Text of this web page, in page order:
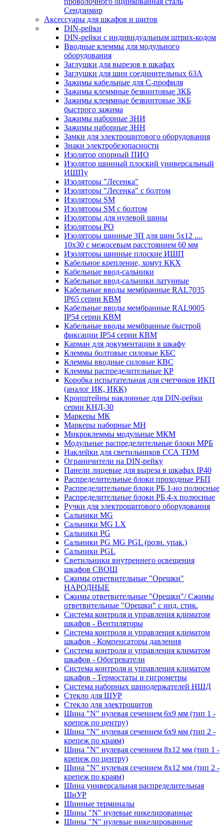
Сендзимир
Аксессуары для шкафов и щитов
DIN-рейки
DIN-рейки с индивидуальным штрих-кодом
Вводные клеммы для модульного
оборудования
Заглушки для вырезов в шкафах
Заглушки для шин соединительных 63А
Зажимы кабельные для С-профиля
Зажимы клеммные безвинтовые ЗКБ
Зажимы клеммные безвинтовые ЗКБ
быстрого зажима
Зажимы наборные ЗНИ
Зажимы наборные ЗНН
Замки для электрощитового оборудования
Знаки электробезопасности
Изолятор опорный ПИО
Изолятор шинный плоский универсальный
ИШПу
Изоляторы "Лесенка"
Изоляторы "Лесенка" с болтом
Изоляторы SM
Изоляторы SM c болтом
Изоляторы для нулевой шины
Изоляторы РО
Изоляторы шинные 3П для шин 5х12 ....
10х30 с межосевым расстоянием 60 мм
Изоляторы шинные плоские ИШП
Кабельное крепление, хомут ККХ
Кабельные ввод-сальники
Кабельные ввод-сальники латунные
Кабельные вводы мембранные RAL7035
IP65 серии КВМ
Кабельные вводы мембранные RAL9005
IP54 серии КВМ
Кабельные вводы мембранные быстрой
фиксации IP54 серии КВМ
Карман для документации в шкафу
Клеммы болтовые силовые КБС
Клеммы вводные силовые КВС
Клеммы распределительные КР
Коробка испытательная для счетчиков ИКП
(аналог ИК, ИКК)
Кронштейны наклонные для DIN-рейки
серии КНД-30
Маркеры МК
Маркеры наборные МН
Микроклеммы модульные МКМ
Модульные распределительные блоки МРБ
Наклейки для светильников ССА TDM
Ограничители на DIN-рейку
Панели лицевые для выреза в шкафах IP40
Распределительные блоки проходные РБП
Распределительные блоки РБ 1-но полюсные
Распределительные блоки РБ 4-х полюсные
Ручки для электрощитового оборудования
Сальники MG
Сальники MG LX
Сальники PG
Сальники PG MG PGL (розн. упак.)
Сальники PGL
Светильники внутреннего освещения
шкафов СВОШ
Сжимы ответвительные "Орешки"
НАРОДНЫЕ
Сжимы ответвительные "Орешки"/ Сжимы
ответвительные "Орешки" с инд. стик.
Система контроля и управления климатом
шкафов - Вентиляторы
Система контроля и управления климатом
шкафов - Компенсаторы давления
Система контроля и управления климатом
шкафов - Обогреватели
Система контроля и управления климатом
шкафов - Термостаты и гигрометры
Система наборных шинодержателей НШД
Стекло для ЩУР
Стекло для электрощитов
Шина "N" нулевая сечением 6х9 мм (тип 1 -
крепеж по центру)
Шина "N" нулевая сечением 6х9 мм (тип 2 -
крепеж по краям)
Шина "N" нулевая сечением 8х12 мм (тип 1 -
крепеж по центру)
Шина "N" нулевая сечением 8х12 мм (тип 2 -
крепеж по краям)
Шина универсальная распределительная
ШнУР
Шинные терминалы
Шины "N" нулевые никелированные
Шины "N" нулевые никелированные